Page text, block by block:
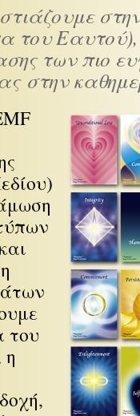
του
των πιο
στην
του
η